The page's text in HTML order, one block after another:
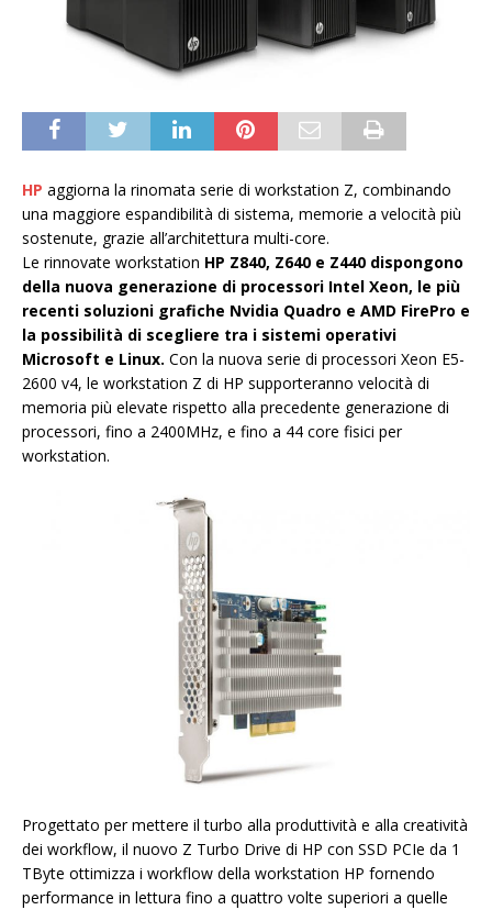
HP aggiorna la rinomata serie di workstation Z, combinando
una maggiore espandibilità di sistema, memorie a velocità più
sostenute, grazie all’architettura multi-core.
Le rinnovate workstation HP Z840, Z640 e Z440 dispongono
della nuova generazione di processori Intel Xeon, le più
recenti soluzioni grafiche Nvidia Quadro e AMD FirePro e
la possibilità di scegliere tra i sistemi operativi
Microsoft e Linux. Con la nuova serie di processori Xeon E5-
2600 v4, le workstation Z di HP supporteranno velocità di
memoria più elevate rispetto alla precedente generazione di
processori, fino a 2400MHz, e fino a 44 core fisici per
workstation.
Progettato per mettere il turbo alla produttività e alla creatività
dei workflow, il nuovo Z Turbo Drive di HP con SSD PCIe da 1
TByte ottimizza i workflow della workstation HP fornendo
performance in lettura fino a quattro volte superiori a quelle